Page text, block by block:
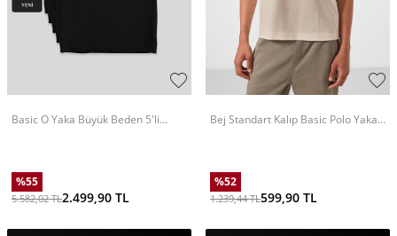
Basic O Yaka Büyük Beden 5'li
%55
5.582,02TL2.499,90 TL
Bej Standart Kalıp Basic Polo Yaka
%52
1.239,44TL599,90 TL